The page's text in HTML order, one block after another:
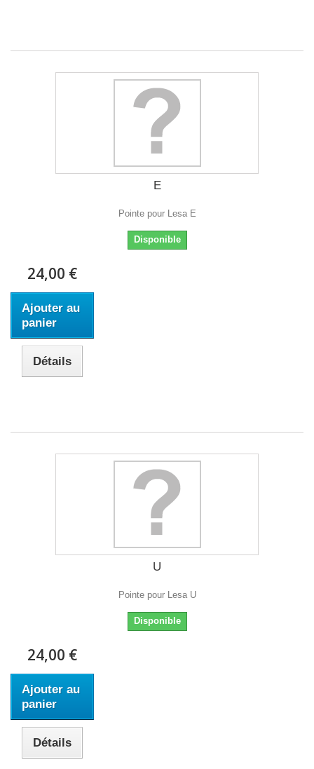
E
Pointe pour Lesa E
Disponible
24,00 €
Ajouter au
panier
Détails
U
Pointe pour Lesa U
Disponible
24,00 €
Ajouter au
panier
Détails